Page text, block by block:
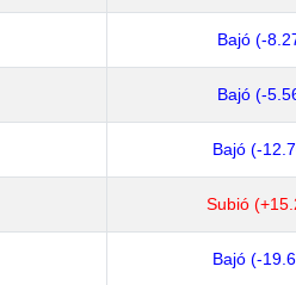
Bajó (-
Bajó (-
Bajó (-
Subió
Bajó (-